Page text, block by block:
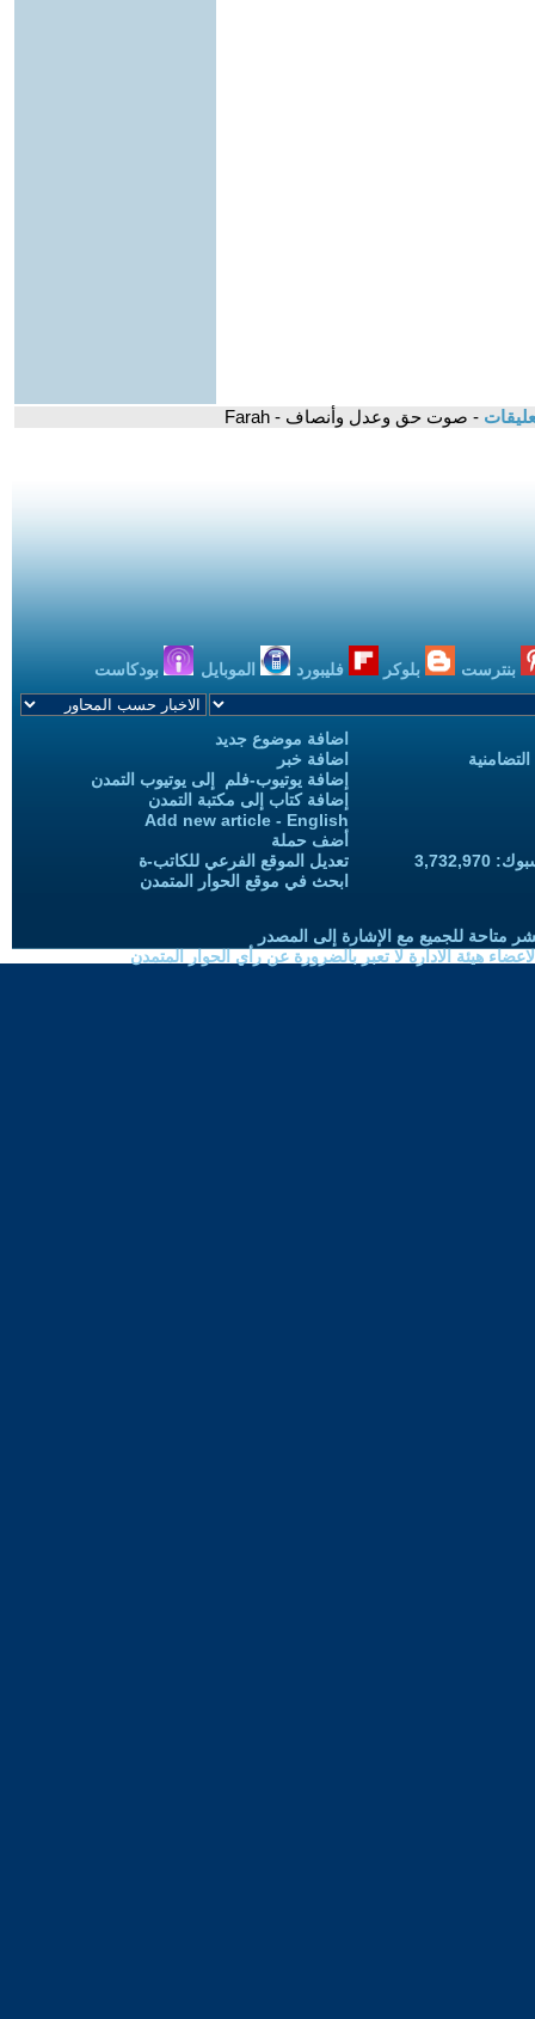
- صوت حق وعدل وأنصاف - Farah
بنترست بلوكر فليبورد الموبايل بودكاست
اضافة موضوع جديد
اضافة خبر
إضافة يوتيوب-فلم إلى يوتيوب التمدن
إضافة كتاب إلى مكتبة التمدن
Add new article - English
أضف حملة
تعديل الموقع الفرعي للكاتب-ة
ابحث في موقع الحوار المتمدن
متاحة للجميع مع الإشارة إلى المصدر
هيئة الادارة لا تعبر بالضرورة عن رأي الحوار المتمدن